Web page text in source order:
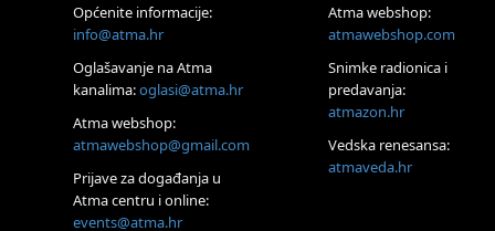
Upisi u program Profesionalni hipnoterapeut — nova
generacija kreće 25.08. 2026.
Online
Visoko
Alemka Dauskardt – Jednodnevna radionica sistemskih
konstelacija
Općenite informacije:
info@atma.hr
Oglašavanje na Atma
kanalima:oglasi@atma.hr
Atma webshop:
atmawebshop@gmail.com
Prijave za događanja u
Atma centru i online:
events@atma.hr
Atma webshop:
atmawebshop.com
Snimke radionica i
predavanja:
atmazon.hr
Vedska renesansa:
atmaveda.hr